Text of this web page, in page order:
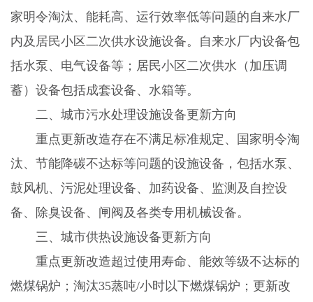
家明令淘汰、能耗高、运行效率低等问题的自来水厂
内及居民小区二次供水设施设备。自来水厂内设备包
括水泵、电气设备等；居民小区二次供水（加压调
蓄）设备包括成套设备、水箱等。
二、城市污水处理设施设备更新方向
重点更新改造存在不满足标准规定、国家明令淘
汰、节能降碳不达标等问题的设施设备，包括水泵、
鼓风机、污泥处理设备、加药设备、监测及自控设
备、除臭设备、闸阀及各类专用机械设备。
三、城市供热设施设备更新方向
重点更新改造超过使用寿命、能效等级不达标的
燃煤锅炉；淘汰35蒸吨/小时以下燃煤锅炉；更新改